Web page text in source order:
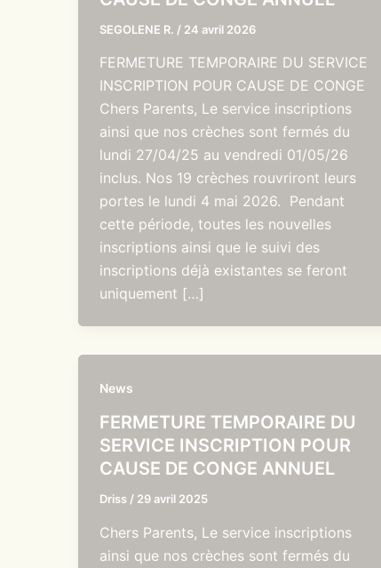
SEGOLENE R. / 24 avril 2026
FERMETURE TEMPORAIRE DU SERVICE
INSCRIPTION POUR CAUSE DE CONGE
Chers Parents, Le service inscriptions
ainsi que nos crèches sont fermés du
lundi 27/04/25 au vendredi 01/05/26
inclus. Nos 19 crèches rouvriront leurs
portes le lundi 4 mai 2026. Pendant
cette période, toutes les nouvelles
inscriptions ainsi que le suivi des
inscriptions déjà existantes se feront
uniquement […]
News
FERMETURE TEMPORAIRE DU
SERVICE INSCRIPTION POUR
CAUSE DE CONGE ANNUEL
Driss / 29 avril 2025
Chers Parents, Le service inscriptions
ainsi que nos crèches sont fermés du